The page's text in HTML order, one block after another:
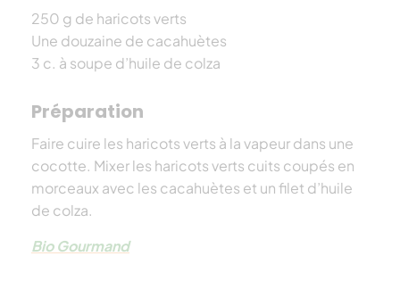
250 g de haricots verts
Une douzaine de cacahuètes
3 c. à soupe d’huile de colza
Préparation
Faire cuire les haricots verts à la vapeur dans une
cocotte. Mixer les haricots verts cuits coupés en
morceaux avec les cacahuètes et un filet d’huile
de colza.
Bio Gourmand